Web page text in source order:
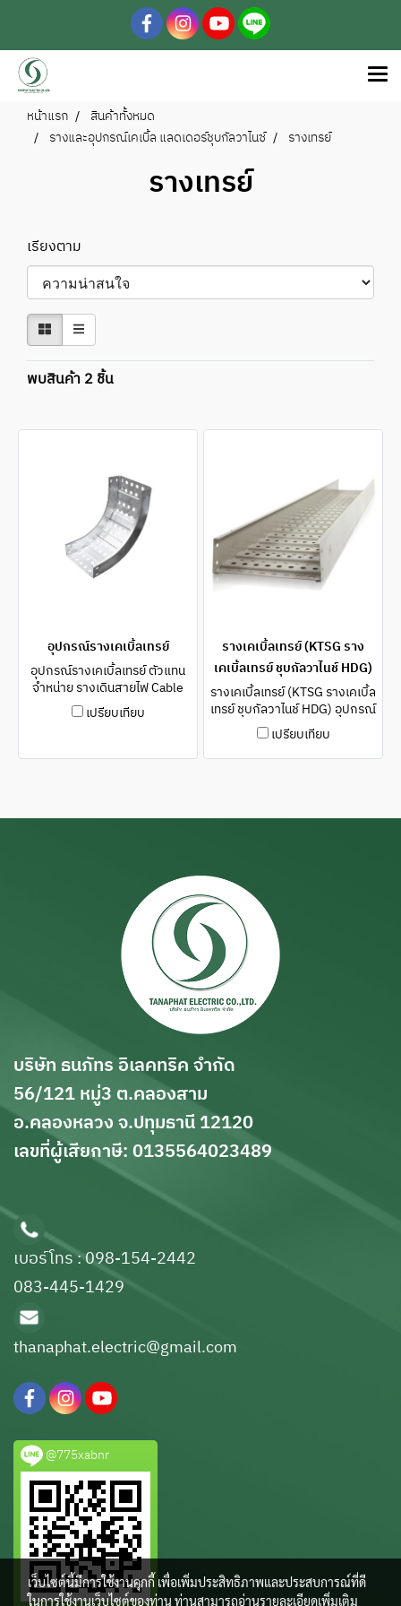
หน้าแรก
สินค้าทั้งหมด
รางและอุปกรณ์เคเบิ้ล แลดเดอร์ชุบกัลวาไนซ์
รางเทรย์
รางเทรย์
เรียงตาม
พบสินค้า 2 ชิ้น
อุปกรณ์รางเคเบิ้ลเทรย์
อุปกรณ์รางเคเบิ้ลเทรย์ ตัวแทน
จำหน่าย รางเดินสายไฟ Cable
Ladder(เคเบิ้ลแลดเดอร์) HDG,ชุ
บกัลวาไนซ์ ,เคเบิ้ลแลดเดอร์,
รย์,รางWireway,รางไวร์เวย์,วาย
Ladder KJL รุ่น KLBL Series
200 - 1000 มิล ความยาว 2440
-3000 มิล จัดจำหน่ายโดย บริษัท
ธนภัทร อิเลคทริค จำกัด
เปรียบเทียบ
รางเคเบิ้ลเทรย์ (KTSG ราง
เคเบิ้ลเทรย์ ชุบกัลวาไนช์ HDG)
รางเคเบิ้ลเทรย์ (KTSG รางเคเบิ้ล
เทรย์ ชุบกัลวาไนช์ HDG) อุปกรณ์
รางเคเบิ้ลเทรย์ ตัวแทนจำหน่าย
รางเดินสายไฟ Cable
Ladder(เคเบิ้ลแลดเดอร์) HDG,ชุ
Ladder KJL รุ่น KLBL Series
แข็งแรง ทนทาน เหมาะสมกับทุก
พื้นที่การใช้งาน ความกว้าง ตั้งแต่
200 - 1000 มิล ความยาว 2440
-3000 มิล จัดจำหน่ายโดย บริษัท
ธนภัทร อิเลคทริค จำกัด
เปรียบเทียบ
บริษัท ธนภัทร อิเลคทริค จำกัด
56/121 หมู่3 ต.คลองสาม
อ.คลองหลวง จ.ปทุมธานี 12120
เลขที่ผู้เสียกาษี: 0135564023489
เบอร์โทร : 098-154-2442
083-445-1429
thanaphat.electric@gmail.com
@775xabnr
เว็บไซต์นี้มีการใช้งานคุกกี้ เพื่อเพิ่มประสิทธิภาพและประสบการณ์ที่ดี
ในการใช้งานเว็บไซต์ของท่าน ท่านสามารถอ่านรายละเอียดเพิ่มเติม